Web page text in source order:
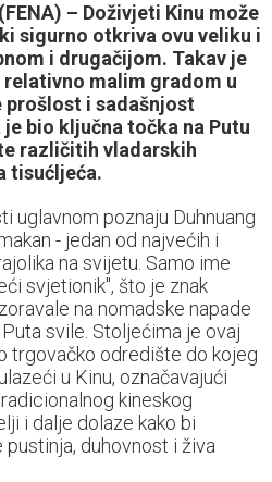
– Doživjeti Kinu može
sigurno otkriva ovu veliku i
i drugačijom. Takav je
relativno malim gradom u
prošlost i sadašnjost
bio ključna točka na Putu
različitih vladarskih
tisućljeća.
uglavnom poznaju Duhnuang
- jedan od najvećih i
na svijetu. Samo ime
svjetionik", što je znak
na nomadske napade
svile. Stoljećima je ovaj
trgovačko odredište do kojeg
u Kinu, označavajući
kineskog
i dalje dolaze kako bi
duhovnost i živa